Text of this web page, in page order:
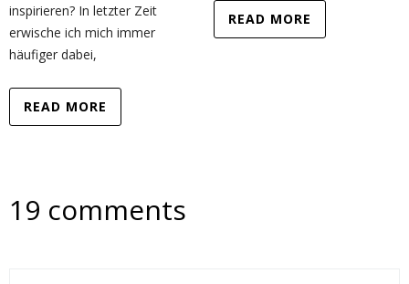
inspirieren? In letzter Zeit
erwische ich mich immer
häufiger dabei,
READ MORE
READ MORE
19 comments